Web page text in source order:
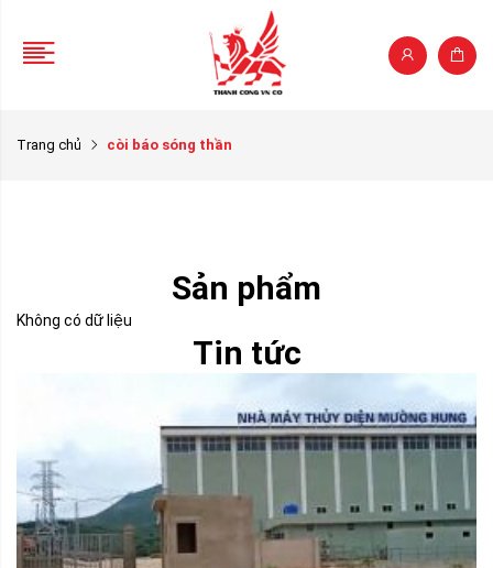
Trang chủ còi báo sóng thần
Sản phẩm
Không có dữ liệu
Tin tức